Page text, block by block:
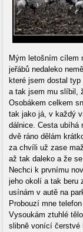
Mým letošním cílem
jeřábů nedaleko
které jsem dostal
a tak jsem mu slíbil,
Osobákem celkem
tak jako já, v každý
dálnice. Cesta ubíhá
dvě ráno dělám
za chvíli už zase
až tak daleko a že
Nechci k prvnímu
jeho okolí a tak beru
usínám v autě na
Probouzí mne
Vysoukám ztuhlé
slibně vonící čerstvé